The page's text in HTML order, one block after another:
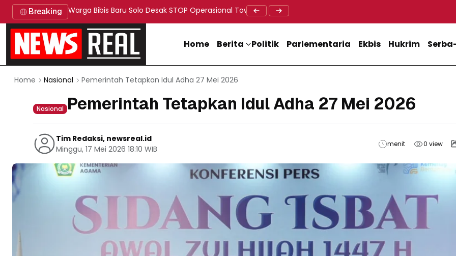
Breaking Warga Bibis Baru Solo Desak STOP Operasional Tower BTS, Diwa : Nyawa dan Keselamatan Warga Lebih
Doa Lintas Agama Perkuat Semangat Persatuan Jelang
Home Berita Politik Parlementaria Ekbis Hukrim
Home Nasional Pemerintah Tetapkan Idul Adha 27 Mei 2026
Nasional Pemerintah Tetapkan Idul Adha 27 Mei 2026
Tim Redaksi, newsreal.id
Minggu, 17 Mei 2026 18:10 WIB
menit 0view